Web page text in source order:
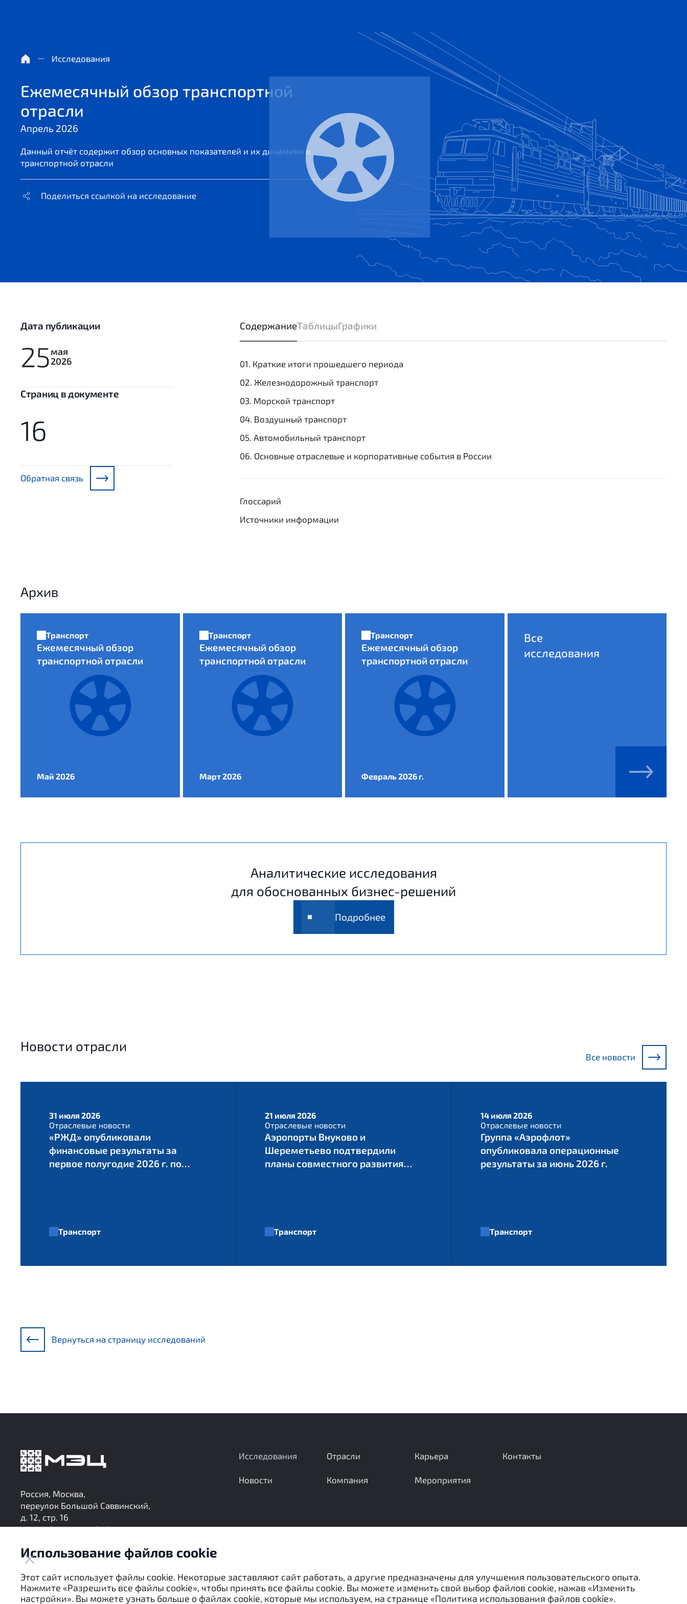
Исследования
Ежемесячный обзор транспортной
отрасли
Апрель 2026
Данный отчёт содержит обзор основных показателей и их динамики в
транспортной отрасли
Поделиться ссылкой на исследование
Дата публикации
25мая
2026
Cтраниц в документе
16
Обратная связь
СодержаниеТаблицыГрафики
01. Краткие итоги прошедшего периода
02. Железнодорожный транспорт
03. Морской транспорт
04. Воздушный транспорт
05. Автомобильный транспорт
06. Основные отраслевые и корпоративные события в России
Глоссарий
Источники информации
Архив
Транспорт
Ежемесячный обзор
транспортной отрасли
Май 2026
Транспорт
Ежемесячный обзор
транспортной отрасли
Март 2026
Транспорт
Ежемесячный обзор
транспортной отрасли
Февраль 2026 г.
Все
исследования
Аналитические исследования
для обоснованных бизнес-решений
Подробнее
Новости отрасли
Все новости
31 июля 2026
Отраслевые новости
«РЖД» опубликовали
финансовые результаты за
первое полугодие 2026 г. по
Транспорт
21 июля 2026
Отраслевые новости
Аэропорты Внуково и
Шереметьево подтвердили
планы совместного развития
Транспорт
14 июля 2026
Отраслевые новости
Группа «Аэрофлот»
опубликовала операционные
результаты за июнь 2026 г.
Транспорт
Вернуться на страницу исследований
Россия, Москва,
переулок Большой Саввинский,
д. 12, стр. 16
research@mec-analytics.ru
Исследования
Новости
Отрасли
Компания
Карьера
Мероприятия
Контакты
Использование файлов cookie
Этот сайт использует файлы cookie. Некоторые заставляют сайт работать, а другие предназначены для улучшения пользовательского опыта.
Нажмите «Разрешить все файлы cookie», чтобы принять все файлы cookie. Вы можете изменить свой выбор файлов cookie, нажав «Изменить
настройки». Вы можете узнать больше о файлах cookie, которые мы используем, на странице «Политика использования файлов cookie».